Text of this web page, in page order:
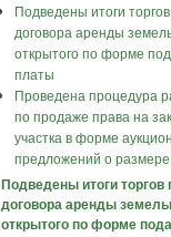
Подведены итоги
договора аренды
открытого по форме
платы
Проведена процедура
по продаже права на
участка в форме
предложений о
Подведены итоги
договора аренды
открытого по форме